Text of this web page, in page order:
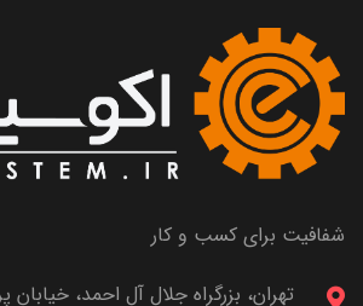
شفافیت برای کسب و کار